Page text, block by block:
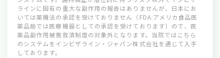
ラインに固有の重大な副作用の報告はありませんが、日本にお
いては薬機法の承認を受けておりません（FDA:アメリカ食品医
薬品局では医療機器としての承認を受けております）ので、医
薬品副作用被害救済制度の対象外となります。当院ではこちら
のシステムをインビザライン・ジャパン株式会社を通じて入手
しております。